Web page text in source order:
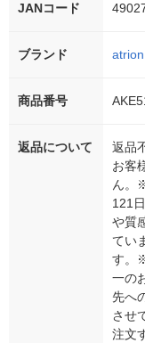
JANコード
ブランド atrion
商品番号
返品について
返品
お客
ん。
121
や質
てい
す。
一の
先へ
させ
注文